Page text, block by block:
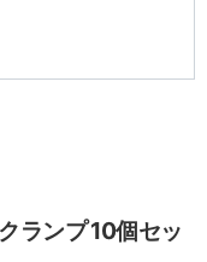
ランプ 10個セッ